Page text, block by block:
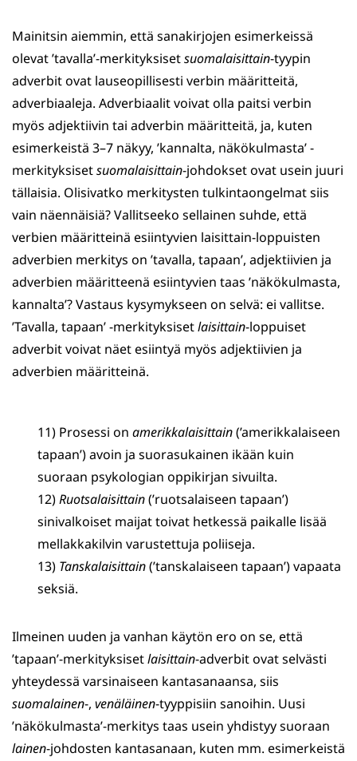
Mainitsin aiemmin, että sanakirjojen esimerkeissä
olevat ’tavalla’-merkityksisetsuomalaisittain-tyypin
adverbit ovat lauseopillisesti verbin määritteitä,
adverbiaaleja. Adverbiaalit voivat olla paitsi verbin
myös adjektiivin tai adverbin määritteitä, ja, kuten
esimerkeistä 3–7 näkyy, ’kannalta, näkökulmasta’ -
merkityksisetsuomalaisittain-johdokset ovat usein juuri
tällaisia. Olisivatko merkitysten tulkintaongelmat siis
vain näennäisiä? Vallitseeko sellainen suhde, että
verbien määritteinä esiintyvien laisittain-loppuisten
adverbien merkitys on ’tavalla, tapaan’, adjektiivien ja
adverbien määritteenä esiintyvien taas ’näkökulmasta,
kannalta’? Vastaus kysymykseen on selvä: ei vallitse.
’Tavalla, tapaan’ -merkityksisetlaisittain-loppuiset
adverbit voivat näet esiintyä myös adjektiivien ja
adverbien määritteinä.
11) Prosessi on amerikkalaisittain(’amerikkalaiseen
tapaan’) avoin ja suorasukainen ikään kuin
suoraan psykologian oppikirjan sivuilta.
12)Ruotsalaisittain(’ruotsalaiseen tapaan’)
sinivalkoiset maijat toivat hetkessä paikalle lisää
mellakkakilvin varustettuja poliiseja.
13) Tanskalaisittain(’tanskalaiseen tapaan’) vapaata
seksiä.
Ilmeinen uuden ja vanhan käytön ero on se, että
’tapaan’-merkityksisetlaisittain-adverbit ovat selvästi
yhteydessä varsinaiseen kantasanaansa, siis
suomalainen-, venäläinen-tyyppisiin sanoihin. Uusi
’näkökulmasta’-merkitys taas usein yhdistyy suoraan
lainen-johdosten kantasanaan, kuten mm. esimerkeistä